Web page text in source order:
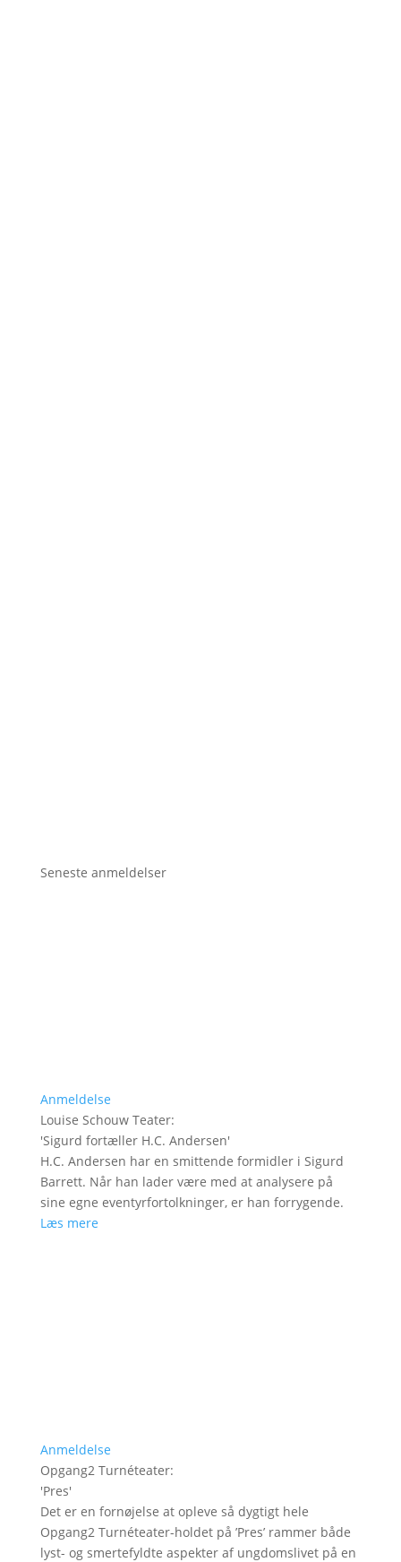
Seneste anmeldelser
Anmeldelse
Louise Schouw Teater:
'Sigurd fortæller H.C. Andersen'
H.C. Andersen har en smittende formidler i Sigurd
Barrett. Når han lader være med at analysere på
sine egne eventyrfortolkninger, er han forrygende.
Læs mere
Anmeldelse
Opgang2 Turnéteater:
'Pres'
Det er en fornøjelse at opleve så dygtigt hele
Opgang2 Turnéteater-holdet på ’Pres’ rammer både
lyst- og smertefyldte aspekter af ungdomslivet på en